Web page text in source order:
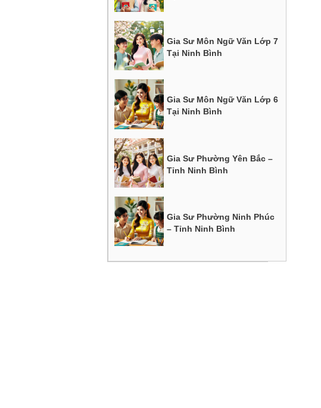
Gia Sư Môn Ngữ Văn Lớp 7
Tại Ninh Bình
Gia Sư Môn Ngữ Văn Lớp 6
Tại Ninh Bình
Gia Sư Phường Yên Bắc –
Tỉnh Ninh Bình
Gia Sư Phường Ninh Phúc
– Tỉnh Ninh Bình